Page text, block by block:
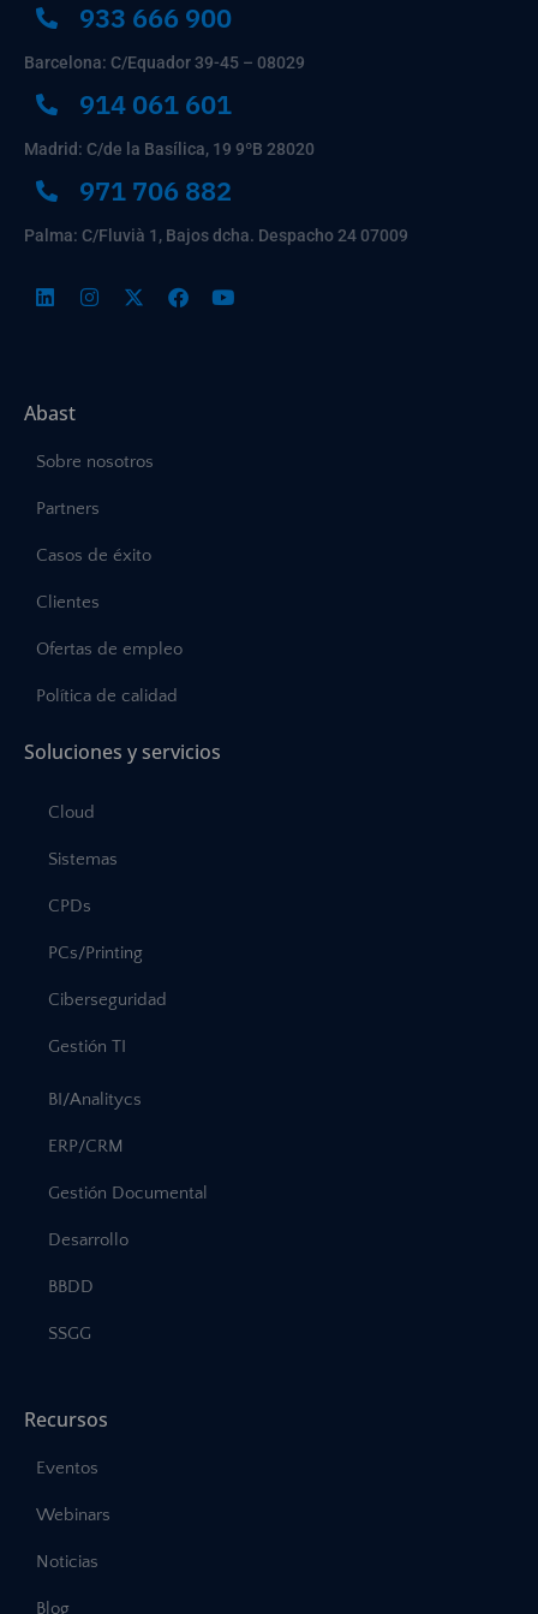
933 666 900
Barcelona: C/Equador 39-45 – 08029
914 061 601
Madrid: C/de la Basílica, 19 9ºB 28020
971 706 882
Palma: C/Fluvià 1, Bajos dcha. Despacho 24 07009
Abast
Sobre nosotros
Partners
Casos de éxito
Clientes
Ofertas de empleo
Política de calidad
Soluciones y servicios
Cloud
Sistemas
CPDs
PCs/Printing
Ciberseguridad
Gestión TI
BI/Analitycs
ERP/CRM
Gestión Documental
Desarrollo
BBDD
SSGG
Recursos
Eventos
Webinars
Noticias
Blog